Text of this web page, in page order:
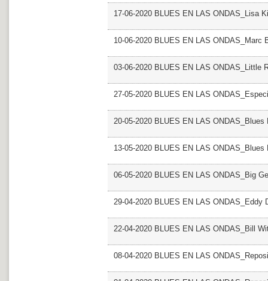
17-06-2020 BLUES EN LAS ONDAS_Lisa
10-06-2020 BLUES EN LAS ONDAS_Marc
03-06-2020 BLUES EN LAS ONDAS_Little
27-05-2020 BLUES EN LAS
20-05-2020 BLUES EN LAS
13-05-2020 BLUES EN LAS
06-05-2020 BLUES EN LAS ONDAS_Big
29-04-2020 BLUES EN LAS ONDAS_Eddy
22-04-2020 BLUES EN LAS ONDAS_Bill
08-04-2020 BLUES EN LAS